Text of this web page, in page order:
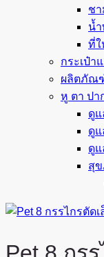
ชา
น้
ที่ใ
กระเป๋า
ผลิตภัณ
หู ตา ปา
ดูแ
ดู
ดู
สุ